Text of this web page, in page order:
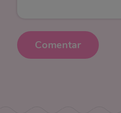
Comentar